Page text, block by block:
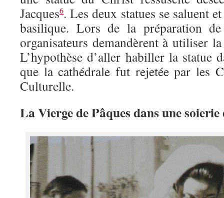
Jacques6. Les deux statues se saluent
basilique. Lors de la préparation de
organisateurs demandèrent à utiliser
L’hypothèse d’aller habiller la statue
que la cathédrale fut rejetée par les
Culturelle.
La Vierge de Pâques dans une soierie